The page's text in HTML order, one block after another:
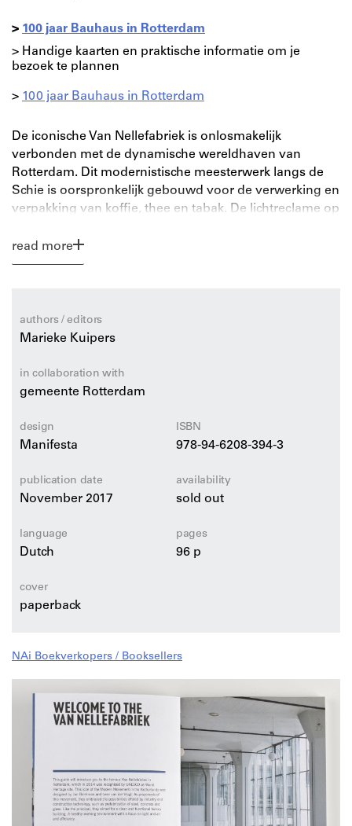
> 100 jaar Bauhaus in Rotterdam
> Handige kaarten en praktische informatie om je
bezoek te plannen
> 100 jaar Bauhaus in Rotterdam
De iconische Van Nellefabriek is onlosmakelijk
verbonden met de dynamische wereldhaven van
Rotterdam. Dit modernistische meesterwerk langs de
Schie is oorspronkelijk gebouwd voor de verwerking en
verpakking van koffie, thee en tabak. De lichtreclame op
Na zorgvuldige herbestemming is de Van Nellefabriek
‘gedicht in staal en glas’ op de Werelderfgoedlijst van
Unesco en is het gedeeltelijk toegankelijk voor publiek.
Deze handzame gids geeft een heldere uitleg over de
bijzonderheden van de Van Nellefabriek. Het boek is
ontstaan en vormgeving en die de schoonheid ervan
wil ontdekken.
Prof. dr. Marieke Kuipers is verbonden aan de
Technische Universiteit Delft en de Rijksdienst voor het
gebied van 20ste-eeuwse monumenten.
read more
authors / editors
Marieke Kuipers
in collaboration with
gemeente Rotterdam
design
Manifesta
ISBN
978-94-6208-394-3
publication date
November 2017
availability
sold out
language
Dutch
pages
96 p
cover
paperback
NAi Boekverkopers / Booksellers